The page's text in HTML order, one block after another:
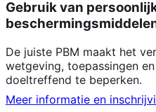
Gebruik van
De juiste PBM maakt het
wetgeving, toepassingen
doeltreffend te beperken.
Meer informatie en